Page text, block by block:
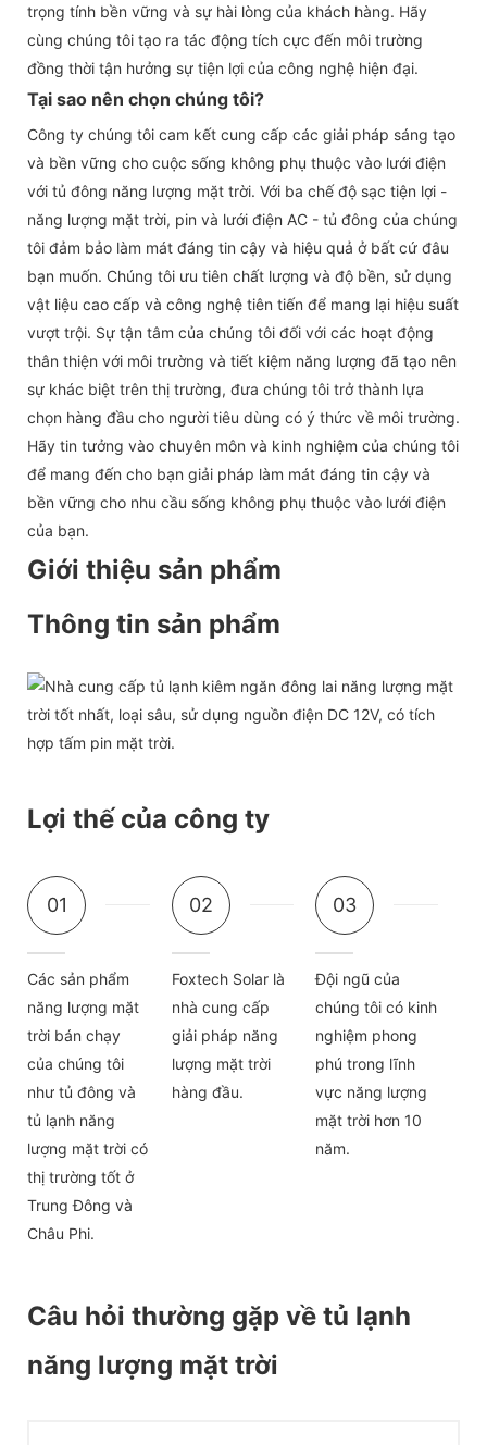
trọng tính bền vững và sự hài lòng của khách hàng. Hãy
cùng chúng tôi tạo ra tác động tích cực đến môi trường
đồng thời tận hưởng sự tiện lợi của công nghệ hiện đại.
Tại sao nên chọn chúng tôi?
Công ty chúng tôi cam kết cung cấp các giải pháp sáng tạo
và bền vững cho cuộc sống không phụ thuộc vào lưới điện
với tủ đông năng lượng mặt trời. Với ba chế độ sạc tiện lợi -
năng lượng mặt trời, pin và lưới điện AC - tủ đông của chúng
tôi đảm bảo làm mát đáng tin cậy và hiệu quả ở bất cứ đâu
bạn muốn. Chúng tôi ưu tiên chất lượng và độ bền, sử dụng
vật liệu cao cấp và công nghệ tiên tiến để mang lại hiệu suất
vượt trội. Sự tận tâm của chúng tôi đối với các hoạt động
thân thiện với môi trường và tiết kiệm năng lượng đã tạo nên
sự khác biệt trên thị trường, đưa chúng tôi trở thành lựa
chọn hàng đầu cho người tiêu dùng có ý thức về môi trường.
Hãy tin tưởng vào chuyên môn và kinh nghiệm của chúng tôi
để mang đến cho bạn giải pháp làm mát đáng tin cậy và
bền vững cho nhu cầu sống không phụ thuộc vào lưới điện
của bạn.
Giới thiệu sản phẩm
Thông tin sản phẩm
Lợi thế của công ty
01
Các sản phẩm
năng lượng mặt
trời bán chạy
của chúng tôi
như tủ đông và
tủ lạnh năng
lượng mặt trời có
thị trường tốt ở
Trung Đông và
Châu Phi.
02
Foxtech Solar là
nhà cung cấp
giải pháp năng
lượng mặt trời
hàng đầu.
03
Đội ngũ của
chúng tôi có kinh
nghiệm phong
phú trong lĩnh
vực năng lượng
mặt trời hơn 10
năm.
Câu hỏi thường gặp về tủ lạnh
năng lượng mặt trời